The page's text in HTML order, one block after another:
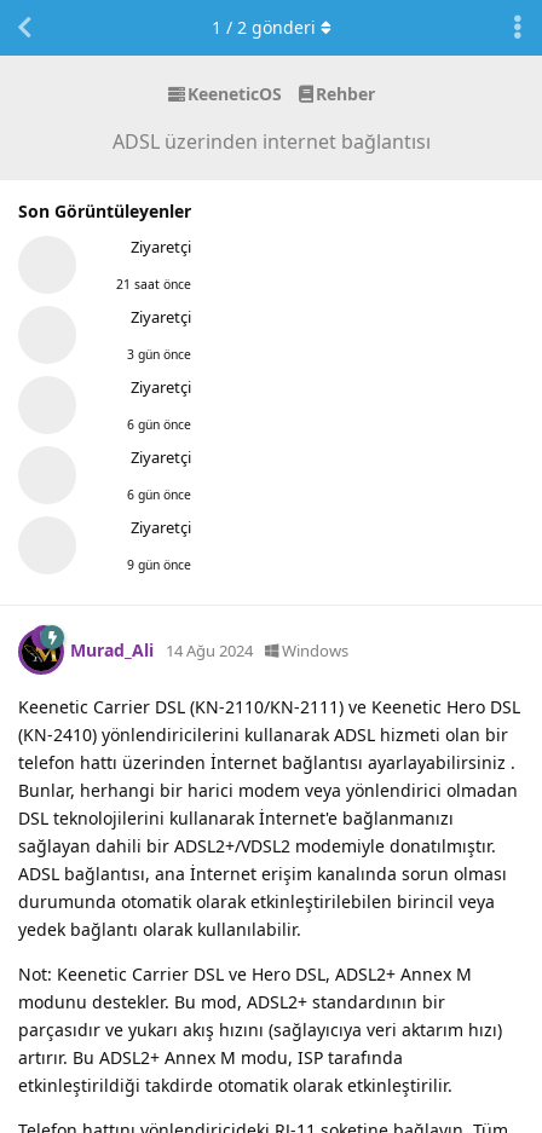
KeeneticOS Rehber
ADSL üzerinden internet bağlantısı
Son Görüntüleyenler
Ziyaretçi
21 saat önce
Ziyaretçi
3 gün önce
Ziyaretçi
6 gün önce
Ziyaretçi
6 gün önce
Ziyaretçi
9 gün önce
1 / 2gönderi
Murad_Ali 14 Ağu 2024 Windows
Keenetic Carrier DSL (KN-2110/KN-2111) ve Keenetic Hero DSL
(KN-2410) yönlendiricilerini kullanarak ADSL hizmeti olan bir
telefon hattı üzerinden İnternet bağlantısı ayarlayabilirsiniz .
Bunlar, herhangi bir harici modem veya yönlendirici olmadan
DSL teknolojilerini kullanarak İnternet'e bağlanmanızı
sağlayan dahili bir ADSL2+/VDSL2 modemiyle donatılmıştır.
ADSL bağlantısı, ana İnternet erişim kanalında sorun olması
durumunda otomatik olarak etkinleştirilebilen birincil veya
yedek bağlantı olarak kullanılabilir.
Not: Keenetic Carrier DSL ve Hero DSL, ADSL2+ Annex M
modunu destekler. Bu mod, ADSL2+ standardının bir
parçasıdır ve yukarı akış hızını (sağlayıcıya veri aktarım hızı)
artırır. Bu ADSL2+ Annex M modu, ISP tarafında
etkinleştirildiği takdirde otomatik olarak etkinleştirilir.